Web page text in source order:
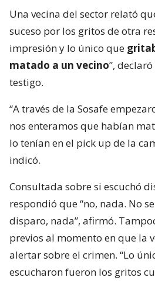
Una vecina del sector relató
suceso por los gritos de otra
impresión y lo único que
matado a un vecino”, declaró
testigo.
“A través de la Sosafe
nos enteramos que habían
lo tenían en el pick up de la
indicó.
Consultada sobre si escuchó
respondió que “no, nada. No
disparo, nada”, afirmó.
previos al momento en que la
alertar sobre el crimen. “Lo
escucharon fueron los gritos